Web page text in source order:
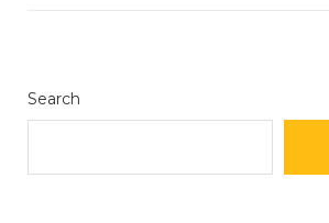
Search